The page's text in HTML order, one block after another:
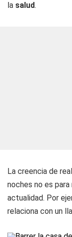
la salud.
La creencia de
noches no es
actualidad. Por
relaciona con un